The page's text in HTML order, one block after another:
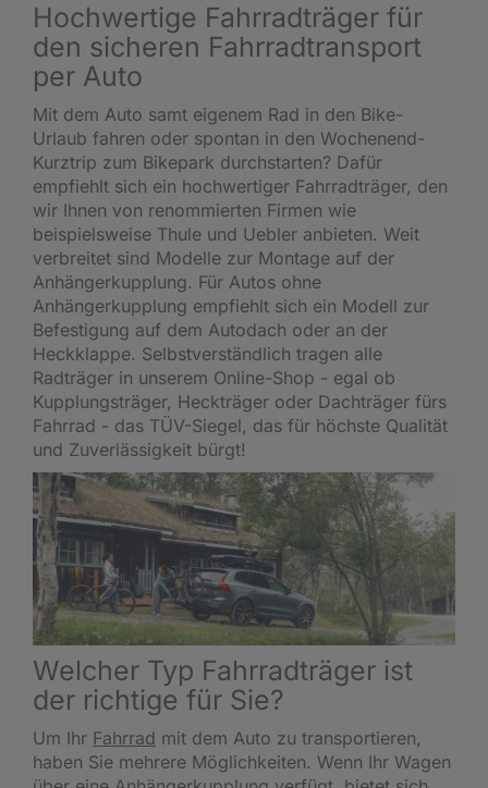
Hochwertige Fahrradträger für
den sicheren Fahrradtransport
per Auto
Mit dem Auto samt eigenem Rad in den Bike-
Urlaub fahren oder spontan in den Wochenend-
Kurztrip zum Bikepark durchstarten? Dafür
empfiehlt sich ein hochwertiger Fahrradträger, den
wir Ihnen von renommierten Firmen wie
beispielsweise Thule und Uebler anbieten. Weit
verbreitet sind Modelle zur Montage auf der
Anhängerkupplung. Für Autos ohne
Anhängerkupplung empfiehlt sich ein Modell zur
Befestigung auf dem Autodach oder an der
Heckklappe. Selbstverständlich tragen alle
Radträger in unserem Online-Shop - egal ob
Kupplungsträger, Heckträger oder Dachträger fürs
Fahrrad - das TÜV-Siegel, das für höchste Qualität
und Zuverlässigkeit bürgt!
Welcher Typ Fahrradträger ist
der richtige für Sie?
Um Ihr Fahrrad mit dem Auto zu transportieren,
haben Sie mehrere Möglichkeiten. Wenn Ihr Wagen